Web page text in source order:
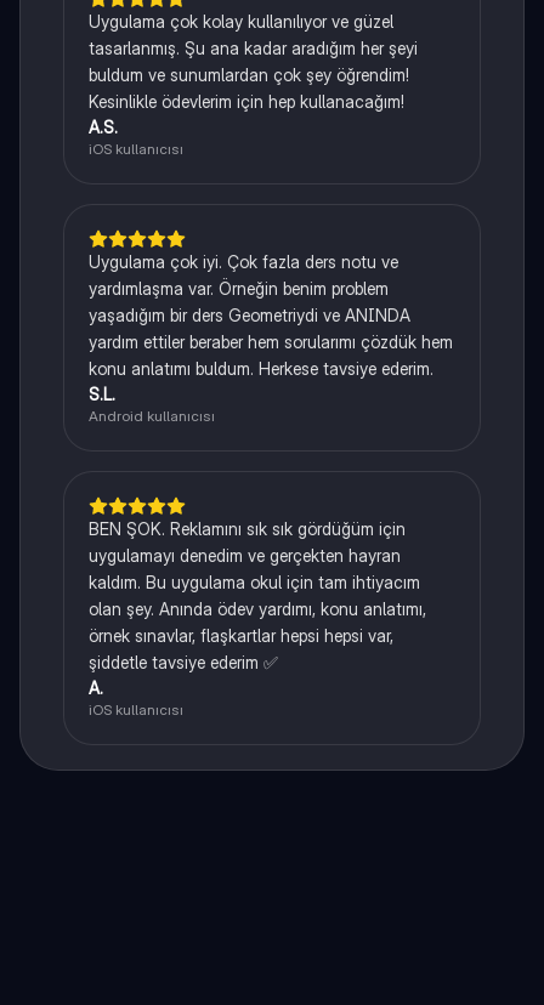
Uygulama çok kolay kullanılıyor ve güzel
tasarlanmış. Şu ana kadar aradığım her şeyi
buldum ve sunumlardan çok şey öğrendim!
Kesinlikle ödevlerim için hep kullanacağım!
A.S.
iOS kullanıcısı
Uygulama çok iyi. Çok fazla ders notu ve
yardımlaşma var. Örneğin benim problem
yaşadığım bir ders Geometriydi ve ANINDA
yardım ettiler beraber hem sorularımı çözdük hem
konu anlatımı buldum. Herkese tavsiye ederim.
S.L.
Android kullanıcısı
BEN ŞOK. Reklamını sık sık gördüğüm için
uygulamayı denedim ve gerçekten hayran
kaldım. Bu uygulama okul için tam ihtiyacım
olan şey. Anında ödev yardımı, konu anlatımı,
örnek sınavlar, flaşkartlar hepsi hepsi var,
şiddetle tavsiye ederim ✅
A.
iOS kullanıcısı